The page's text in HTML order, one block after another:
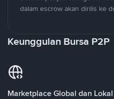
dalam escrow akan dirilis ke
Keunggulan Bursa P2P
Marketplace Global dan Lokal